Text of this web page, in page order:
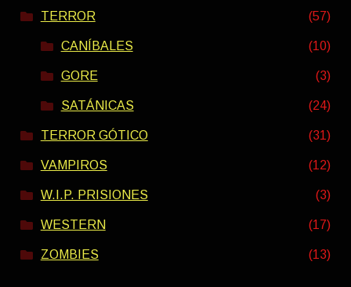
TERROR (57)
CANÍBALES (10)
GORE (3)
SATÁNICAS (24)
TERROR GÓTICO (31)
VAMPIROS (12)
W.I.P. PRISIONES (3)
WESTERN (17)
ZOMBIES (13)